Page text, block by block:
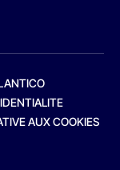
AUX COOKIES